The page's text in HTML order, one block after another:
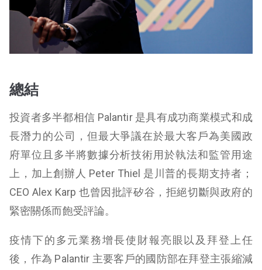
總結
投資者多半都相信 Palantir 是具有成功商業模式和成
長潛力的公司，但最大爭議在於最大客戶為美國政
府單位且多半將數據分析技術用於執法和監管用途
上，加上創辦人 Peter Thiel 是川普的長期支持者；
CEO Alex Karp 也曾因批評矽谷，拒絕切斷與政府的
緊密關係而飽受評論。
疫情下的多元業務增長使財報亮眼以及拜登上任
後，作為 Palantir 主要客戶的國防部在拜登主張縮減